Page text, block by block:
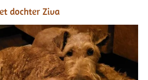
dochter Ziva